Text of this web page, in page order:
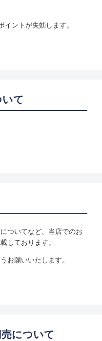
ントが失効します。
て
ついてなど、当店でのお
しております。
お願いいたします。
について